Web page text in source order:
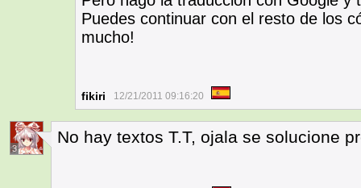
Puedes continuar con el resto de los
mucho!
fikiri 12/21/2011 09:16:20
3
No hay textos T.T, ojala se solucione